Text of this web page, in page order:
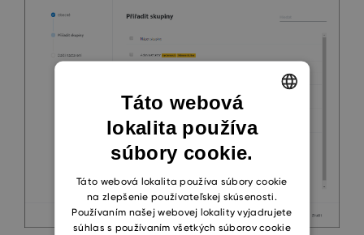
ENGLISH
SLOVAK
Táto webová
lokalita používa
súbory cookie.
Táto webová lokalita používa súbory cookie
na zlepšenie používateľskej skúsenosti.
Používaním našej webovej lokality vyjadrujete
súhlas s používaním všetkých súborov cookie